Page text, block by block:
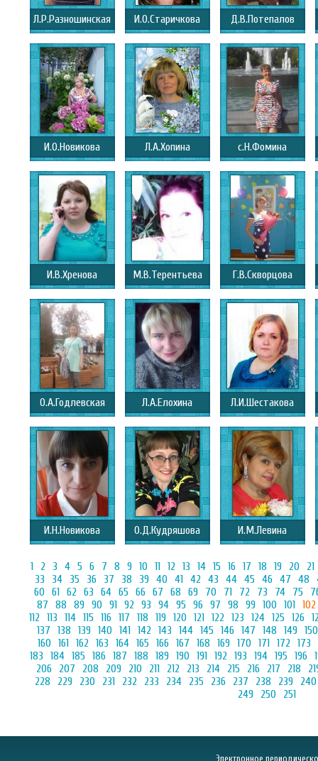
Л.Р.Разношинская И.О.Старичкова Д.В.Потепалов
И.О.Новикова Л.А.Хопина с.Н.Фомина
И.В.Хренова М.В.Терентьева Г.В.Скворцова
О.А.Годлевская Л.А.Елохина Л.И.Шестакова
И.Н.Новикова О.Д.Кудряшова И.М.Левина
1 2 3 4 5 6 7 8 9 10 11 12 13 14 15 16 17 18 19 20
21
33
34 35 36 37 38 39 40 41 42 43 44 45 46 47 48
60 61 62 63 64 65 66 67 68 69 70 71 72 73 74 75
87
88 89 90 91 92 93 94 95 96 97 98 99 100 101
102
112 113 114 115 116 117 118 119 120 121 122 123 124 125 126
137
138 139 140 141 142 143 144 145 146 147 148 149 150
160 161 162 163 164 165 166 167 168 169 170 171 172 173
183
184 185 186 187 188 189 190 191 192 193 194 195 196
206
207 208 209 210 211 212 213 214 215 216 217 218
228
229 230 231 232 233 234 235 236 237 238 239
240
249
250 251
Электронное